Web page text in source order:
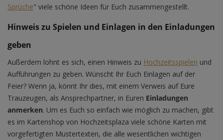
Sprüche" viele schöne Ideen für Euch zusammengestellt.
Hinweis zu Spielen und Einlagen in den Einladungen
geben
Außerdem lohnt es sich, einen Hinweis zu Hochzeitsspielen und
Aufführungen zu geben. Wünscht Ihr Euch Einlagen auf der
Feier? Wenn ja, könnt Ihr dies, mit einem Verweis auf Eure
Trauzeugen, als Ansprechpartner, in Euren Einladungen
anmerken. Um es Euch so einfach wie möglich zu machen, gibt
es im Kartenshop von Hochzeitsplaza viele schöne Karten mit
vorgefertigten Mustertexten, die alle wesentlichen wichtigen